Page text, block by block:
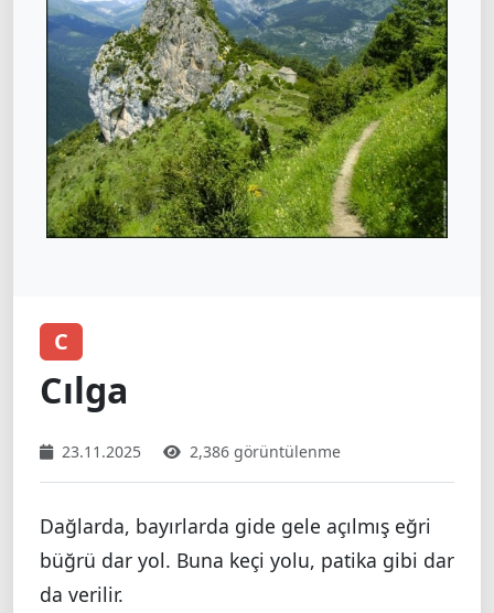
C
Cılga
23.11.2025 2,386 görüntülenme
Dağlarda, bayırlarda gide gele açılmış eğri
büğrü dar yol. Buna keçi yolu, patika gibi dar
da verilir.